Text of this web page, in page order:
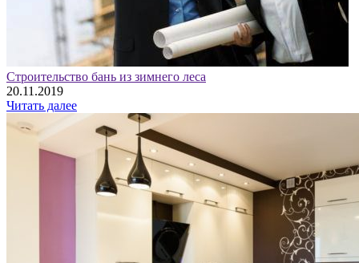
Строительство бань из зимнего леса
20.11.2019
Читать далее